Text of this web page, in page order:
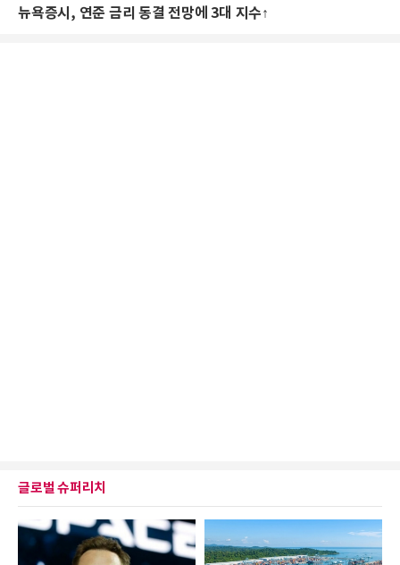
뉴욕증시, 연준 금리 동결 전망에 3대 지수↑
글로벌 슈퍼리치